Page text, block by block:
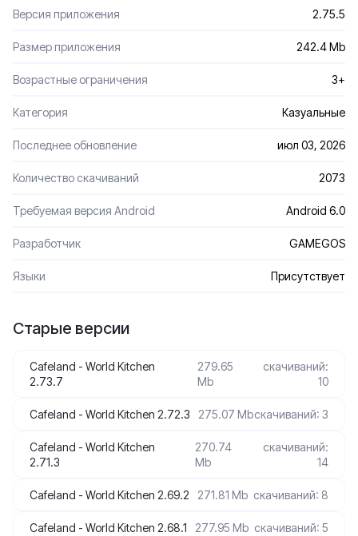
Версия приложения 2.75.5
Размер приложения 242.4 Mb
Возрастные ограничения 3+
Категория Казуальные
Последнее обновление июл 03, 2026
Количество скачиваний 2073
Требуемая версия Android Android 6.0
Разработчик GAMEGOS
Языки Присутствует
Старые версии
Cafeland - World Kitchen
2.73.7
279.65
Mb
скачиваний:
10
Cafeland - World Kitchen 2.72.3 275.07 Mbскачиваний: 3
Cafeland - World Kitchen
2.71.3
270.74
Mb
скачиваний:
14
Cafeland - World Kitchen 2.69.2 271.81 Mb скачиваний: 8
Cafeland - World Kitchen 2.68.1 277.95 Mb скачиваний: 5